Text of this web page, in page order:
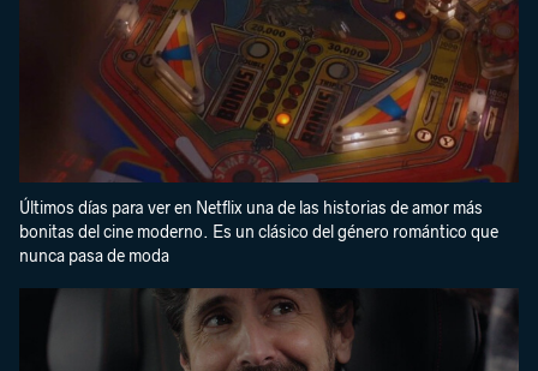
Últimos días para ver en Netflix una de las historias de amor más
bonitas del cine moderno. Es un clásico del género romántico que
nunca pasa de moda